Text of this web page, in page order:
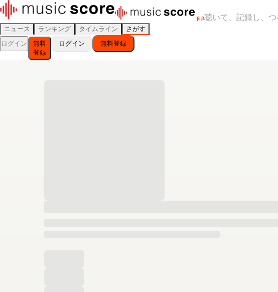
β β聴いて、記録し、
ニュース ランキング タイムライン
さがす
ログイン
無料
登録
ログイン 無料登録